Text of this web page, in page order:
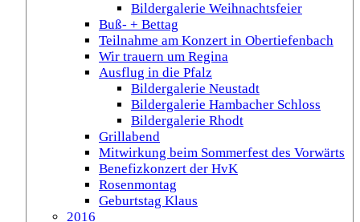
Bildergalerie Weihnachtsfeier
Buß- + Bettag
Teilnahme am Konzert in Obertiefenbach
Wir trauern um Regina
Ausflug in die Pfalz
Bildergalerie Neustadt
Bildergalerie Hambacher Schloss
Bildergalerie Rhodt
Grillabend
Mitwirkung beim Sommerfest des Vorwärts
Benefizkonzert der HvK
Rosenmontag
Geburtstag Klaus
2016